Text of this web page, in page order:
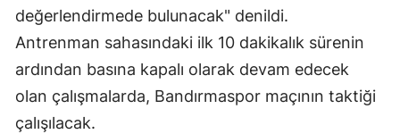
Tekirdağ
Tokat
Trabzon
değerlendirmede bulunacak" denildi.
Antrenman sahasındaki ilk 10 dakikalık sürenin
ardından basına kapalı olarak devam edecek
olan çalışmalarda, Bandırmaspor maçının taktiği
çalışılacak.